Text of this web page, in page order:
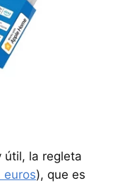
útil, la regleta
euros), que es